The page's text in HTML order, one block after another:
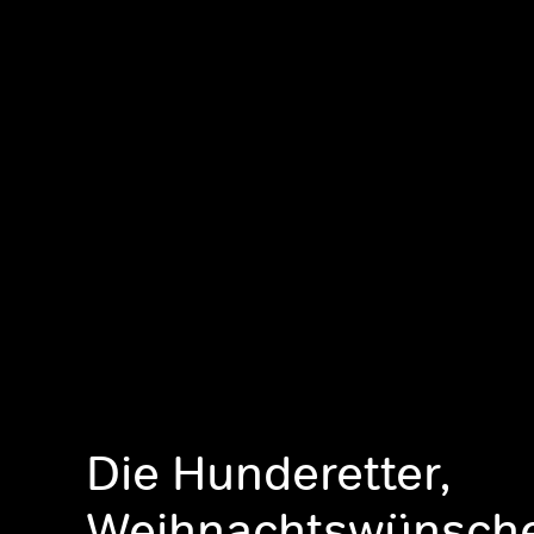
Die Hunderetter,